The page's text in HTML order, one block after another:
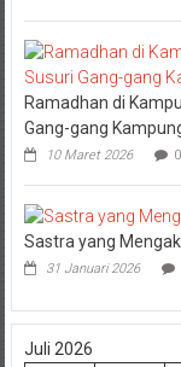
Ramadhan di
Gang-gang
10 Maret 2026 0
Sastra yang
31 Januari 2026
Juli 2026